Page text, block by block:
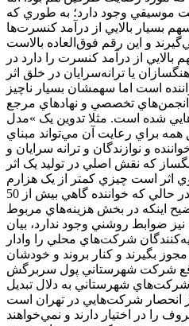
موسيقي وجود دارد؛ به طوري که
بسيار بالايي از درآمد کنسرت‌ها
بالايي از درآمد کنسرت را دارد در
يا ترانه‌سرايان در خلق اثر
است اما سهمشان بسيار ناچيز
انجمن‌هاي تخصصي و نهادهاي مرجع
شده است. مثلا تدوين يک »مدل
براي رعايت آن مي‌تواند مبناي
و نوازندگان و ترانه سرايان و
که نقش اصلي در توليد يک اثر
اثر است چيزي کمتر از يک هزارم
درصد از درآمد کنسرت است در حالي که خواننده گاهي بيش از 50
اينکه در بخش هزينه‌هاي مربوط
نيز ضوابط روشني وجود ندارد، بيان
شرکت‌هاي محلي را وادار
بگيرند و کنار بروند و خودشان
واقع شرکت شهرستاني پول سربرگش
شرکت‌هاي شهرستاني به دلال تبديل
انحصار شرکت‌هايي در تهران است
را در اختيار دارند و نمي‌خواهند